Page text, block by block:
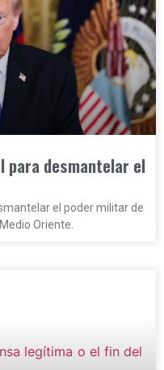
para desmantelar el
el poder militar de
Oriente.